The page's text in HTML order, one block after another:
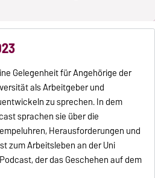
Gelegenheit für Angehörige der
als Arbeitgeber und
zu sprechen. In dem
sprachen sie über die
Herausforderungen und
zum Arbeitsleben an der Uni
der das Geschehen auf dem